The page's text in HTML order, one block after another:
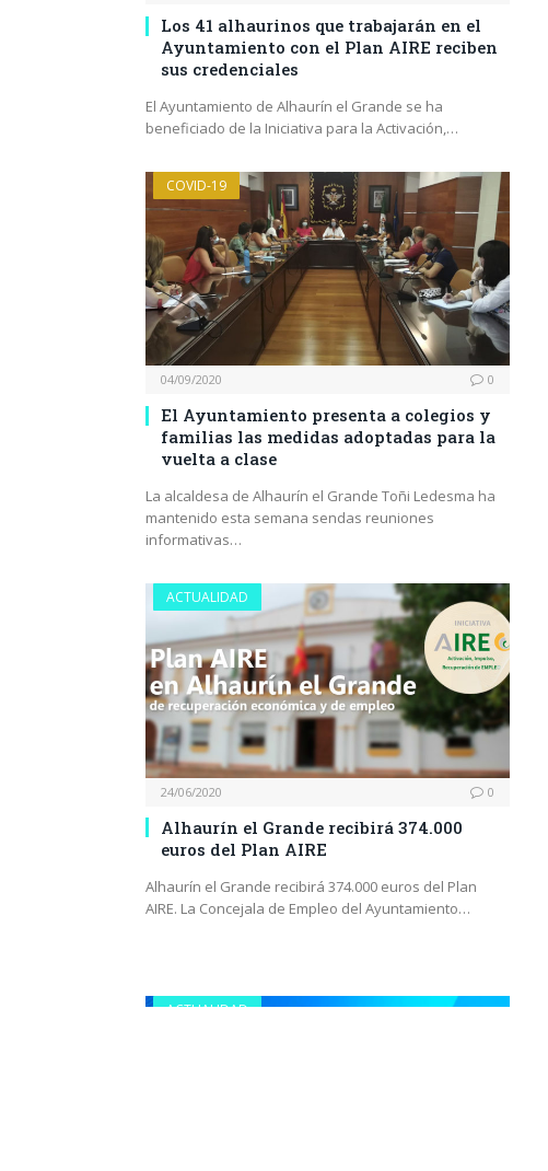
Los 41 alhaurinos que trabajarán en el
Ayuntamiento con el Plan AIRE reciben
sus credenciales
El Ayuntamiento de Alhaurín el Grande se ha
beneficiado de la Iniciativa para la Activación,…
COVID-19
04/09/2020 0
El Ayuntamiento presenta a colegios y
familias las medidas adoptadas para la
vuelta a clase
La alcaldesa de Alhaurín el Grande Toñi Ledesma ha
mantenido esta semana sendas reuniones
informativas…
ACTUALIDAD
24/06/2020 0
Alhaurín el Grande recibirá 374.000
euros del Plan AIRE
Alhaurín el Grande recibirá 374.000 euros del Plan
AIRE. La Concejala de Empleo del Ayuntamiento…
ACTUALIDAD